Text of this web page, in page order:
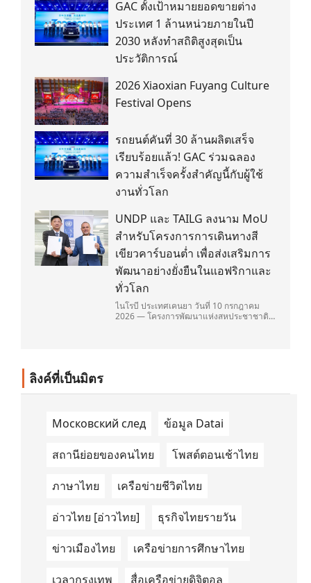
GAC ตั้งเป้าหมายยอดขายต่าง
ประเทศ 1 ล้านหน่วยภายในปี
2030 หลังทำสถิติสูงสุดเป็น
ประวัติการณ์
2026 Xiaoxian Fuyang Culture
Festival Opens
รถยนต์คันที่ 30 ล้านผลิตเสร็จ
เรียบร้อยแล้ว! GAC ร่วมฉลอง
ความสำเร็จครั้งสำคัญนี้กับผู้ใช้
งานทั่วโลก
UNDP และ TAILG ลงนาม MoU
สำหรับโครงการการเดินทางสี
เขียวคาร์บอนต่ำ เพื่อส่งเสริมการ
พัฒนาอย่างยั่งยืนในแอฟริกาและ
ทั่วโลก
ไนโรบี ประเทศเคนยา วันที่ 10 กรกฎาคม
2026 — โครงการพัฒนาแห่งสหประชาชาติ
ลิงค์ที่เป็นมิตร
Московский след ข้อมูล Datai
สถานีย่อยของคนไทย โพสต์ตอนเช้าไทย
ภาษาไทย เครือข่ายชีวิตไทย
อ่าวไทย [อ่าวไทย] ธุรกิจไทยรายวัน
ข่าวเมืองไทย เครือข่ายการศึกษาไทย
เวลากรุงเทพ สื่อเครือข่ายดิจิตอล